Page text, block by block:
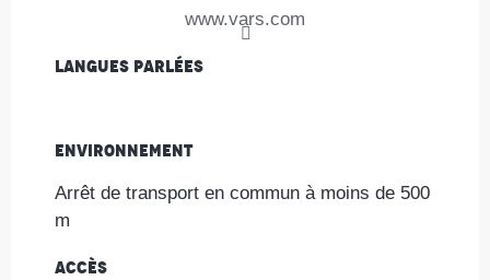
www.vars.com
Langues parlées
Langues parlées
Environnement
Environnement
Arrêt de transport en commun à moins de 500
m
Accès
Accès